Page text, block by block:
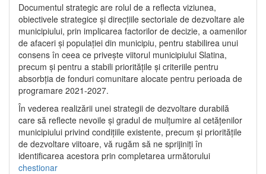
Documentul strategic are rolul de a reflecta viziunea,
obiectivele strategice și direcțiile sectoriale de dezvoltare ale
municipiului, prin implicarea factorilor de decizie, a oamenilor
de afaceri și populației din municipiu, pentru stabilirea unui
consens în ceea ce privește viitorul municipiului Slatina,
precum și pentru a stabili prioritățile și criteriile pentru
absorbția de fonduri comunitare alocate pentru perioada de
programare 2021-2027.
În vederea realizării unei strategii de dezvoltare durabilă
care să reflecte nevoile și gradul de mulțumire al cetățenilor
municipiului privind condițiile existente, precum și prioritățile
de dezvoltare viitoare, vă rugăm să ne sprijiniți în
identificarea acestora prin completarea următorului
chestionar